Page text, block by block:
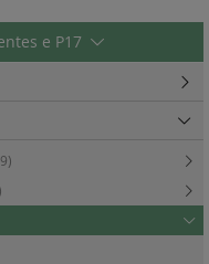
e P17